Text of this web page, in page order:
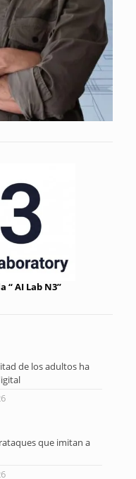
“ AI Lab N3”
de los adultos ha
que imitan a